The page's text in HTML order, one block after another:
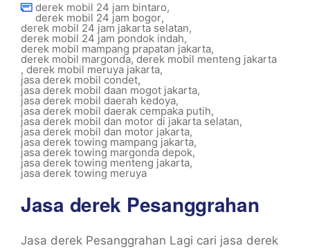
derek mobil 24 jam bintaro,
derek mobil 24 jam bogor,
derek mobil 24 jam jakarta selatan,
derek mobil 24 jam pondok indah,
derek mobil mampang prapatan jakarta,
derek mobil margonda,derek mobil menteng jakarta
, derek mobil meruya jakarta,
jasa derek mobil condet,
jasa derek mobil daan mogot jakarta,
jasa derek mobil daerah kedoya,
jasa derek mobil daerak cempaka putih,
jasa derek mobil dan motor di jakarta selatan,
jasa derek mobil dan motor jakarta,
jasa derek towing mampang jakarta,
jasa derek towing margonda depok,
jasa derek towing menteng jakarta,
jasa derek towing meruya
Jasa derek Pesanggrahan
Jasa derek Pesanggrahan Lagi cari jasa derek